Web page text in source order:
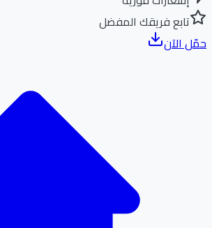
تابع فريقك المفضل
الآن